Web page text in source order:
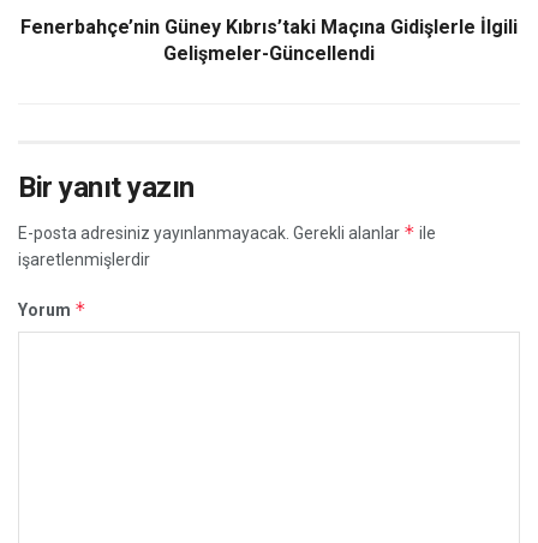
Fenerbahçe’nin Güney Kıbrıs’taki Maçına Gidişlerle İlgili
Gelişmeler-Güncellendi
Bir yanıt yazın
E-posta adresiniz yayınlanmayacak. Gerekli alanlar * ile
işaretlenmişlerdir
Yorum *